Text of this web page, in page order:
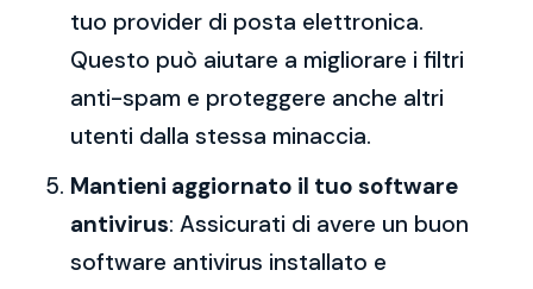
tuo provider di posta elettronica.
Questo può aiutare a migliorare i filtri
anti-spam e proteggere anche altri
utenti dalla stessa minaccia.
Mantieni aggiornato il tuo software
antivirus: Assicurati di avere un buon
software antivirus installato e